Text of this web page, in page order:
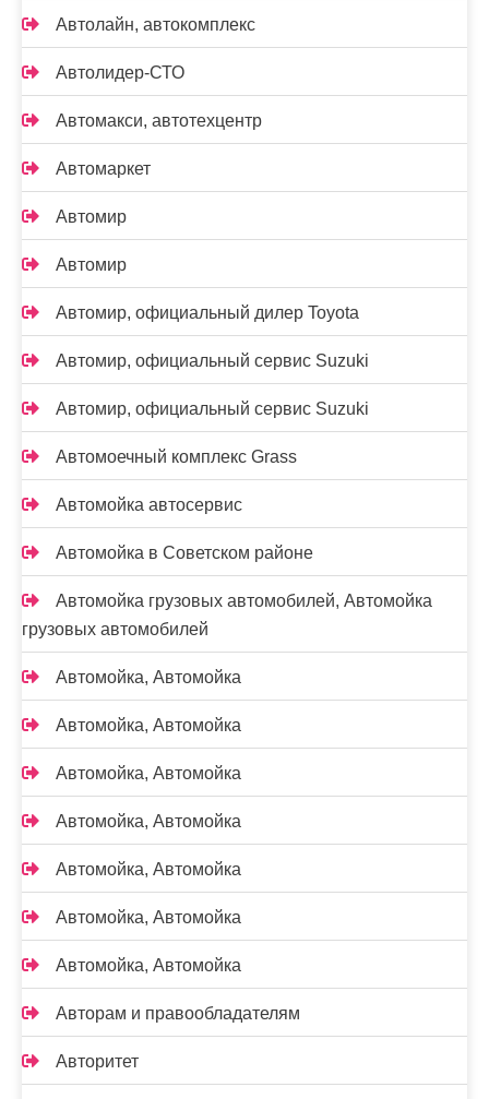
Автолайн, автокомплекс
Автолидер-СТО
Автомакси, автотехцентр
Автомаркет
Автомир
Автомир
Автомир, официальный дилер Toyota
Автомир, официальный сервис Suzuki
Автомир, официальный сервис Suzuki
Автомоечный комплекс Grass
Автомойка автосервис
Автомойка в Советском районе
Автомойка грузовых автомобилей, Автомойка
грузовых автомобилей
Автомойка, Автомойка
Автомойка, Автомойка
Автомойка, Автомойка
Автомойка, Автомойка
Автомойка, Автомойка
Автомойка, Автомойка
Автомойка, Автомойка
Авторам и правообладателям
Авторитет